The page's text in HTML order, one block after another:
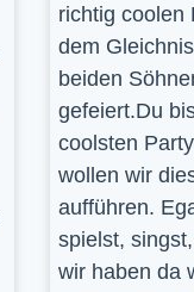
richtig coolen
dem
beiden
gefeiert.Du
coolsten
wollen wir
aufführen.
spielst,
wir haben da